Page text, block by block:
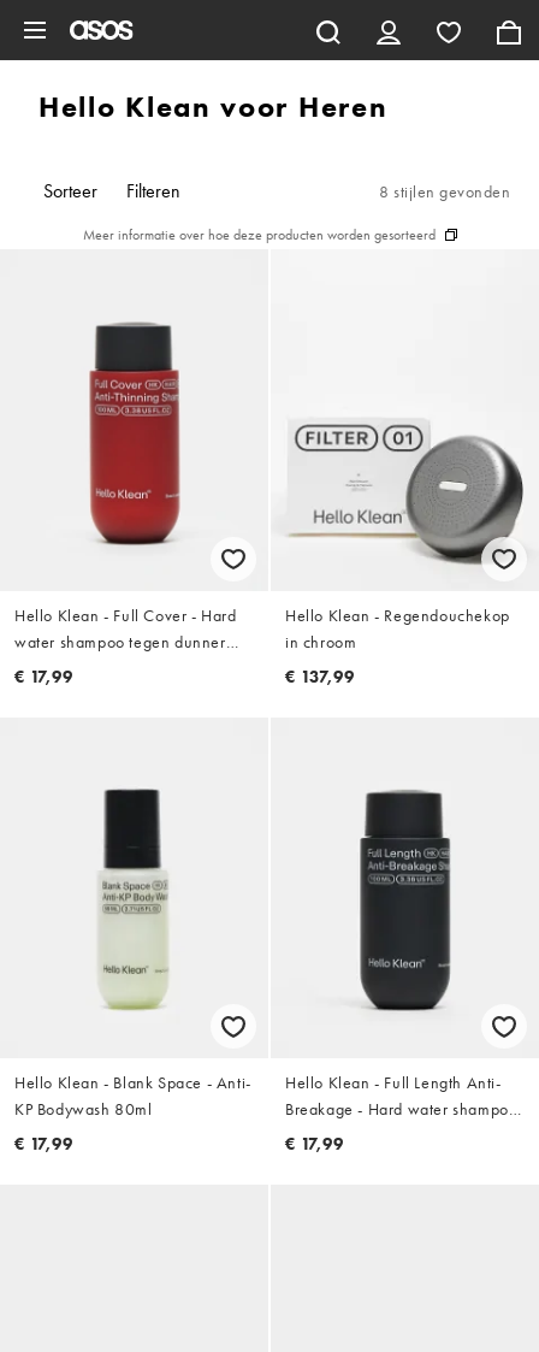
Hello Klean voor Heren
Sorteer Filteren 8 stijlen gevonden
Meer informatie over hoe deze producten worden gesorteerd
Hello Klean - Full Cover - Hard
water shampoo tegen dunner
wordend haar: 100ml
€ 17,99
Hello Klean - Regendouchekop
in chroom
€ 137,99
Hello Klean - Blank Space - Anti-
KP Bodywash 80ml
€ 17,99
Hello Klean - Full Length Anti-
Breakage - Hard water shampoo
tegen breuk: 100ml
€ 17,99